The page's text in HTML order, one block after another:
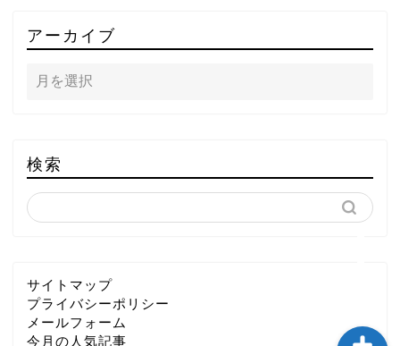
アーカイブ
検索
サイトマップ
プライバシーポリシー
メールフォーム
今月の人気記事
～DA PUMP YORIの晴れ
ばれラジオ～